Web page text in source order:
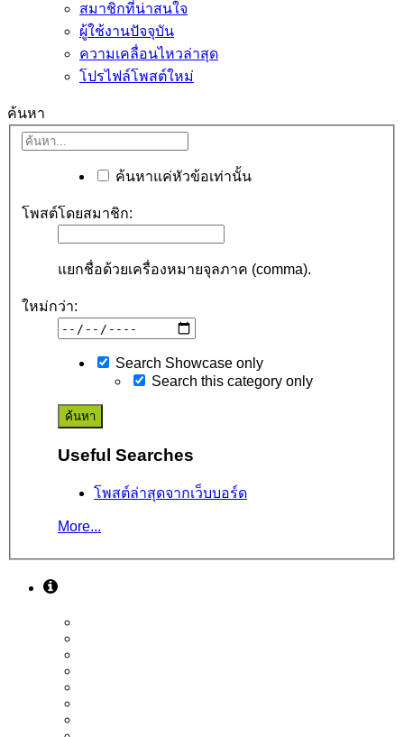
สมาชิกที่น่าสนใจ
ผู้ใช้งานปัจจุบัน
ความเคลื่อนไหวล่าสุด
โปรไฟล์โพสต์ใหม่
ค้นหา
ค้นหาแค่หัวข้อเท่านั้น
โพสต์โดยสมาชิก:
แยกชื่อด้วยเครื่องหมายจุลภาค (comma).
ใหม่กว่า:
Search Showcase only
Search this category only
Useful Searches
โพสต์ล่าสุดจากเว็บบอร์ด
More...